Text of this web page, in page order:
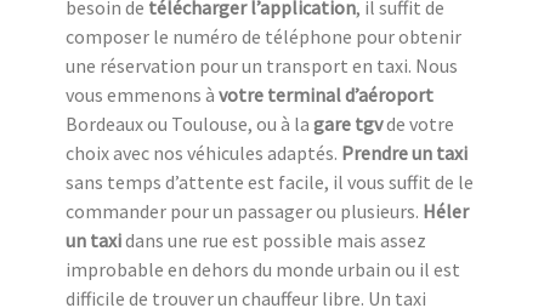
besoin de télécharger l’application, il suffit de
composer le numéro de téléphone pour obtenir
une réservation pour un transport en taxi. Nous
vous emmenons à votre terminal d’aéroport
Bordeaux ou Toulouse, ou à la gare tgvde votre
choix avec nos véhicules adaptés. Prendre un taxi
sans temps d’attente est facile, il vous suffit de le
commander pour un passager ou plusieurs. Héler
un taxidans une rue est possible mais assez
improbable en dehors du monde urbain ou il est
difficile de trouver un chauffeur libre. Un taxi